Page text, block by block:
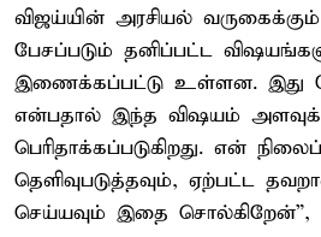
விஜய்யின் அரசியல்
பேசப்படும் தனிப்பட்ட
இணைக்கப்பட்டு உள்ளன. இது
என்பதால் இந்த விஷயம்
பெரிதாக்கப்படுகிறது. என்
தெளிவுபடுத்தவும், ஏற்பட்ட
செய்யவும் இதை சொல்கிறேன்”,